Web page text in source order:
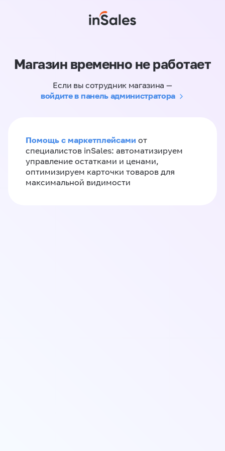
Магазин временно не работает
Если вы сотрудник магазина —
войдите в панель администратора
Помощь с маркетплейсами от
специалистов inSales: автоматизируем
управление остатками и ценами,
оптимизируем карточки товаров для
максимальной видимости